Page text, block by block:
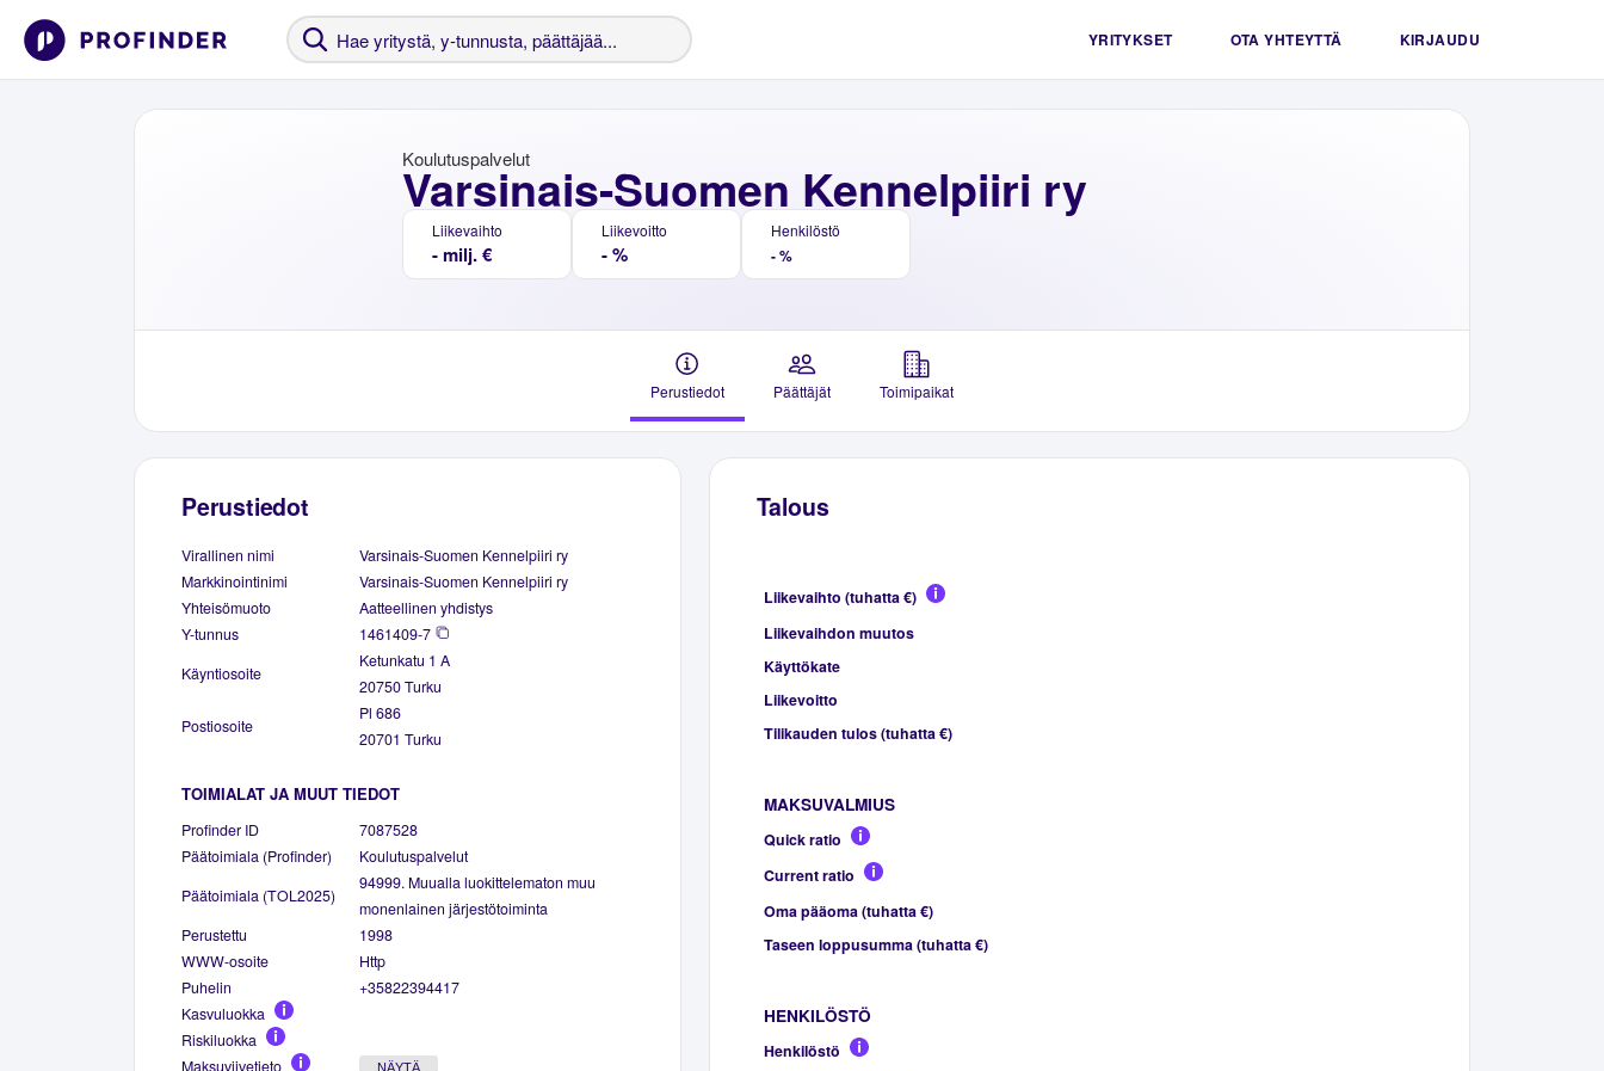
YRITYKSET OTA YHTEYTTÄ KIRJAUDU
Varsinais-Suomen Kennelpiiri ry
Koulutuspalvelut
Liikevaihto
- milj. €
Liikevoitto
- %
Henkilöstö
- %
Perustiedot Päättäjät Toimipaikat
Perustiedot
Virallinen nimi
Varsinais-Suomen Kennelpiiri ry
Markkinointinimi
Varsinais-Suomen Kennelpiiri ry
Yhteisömuoto
Aatteellinen yhdistys
Y-tunnus
1461409-7
Käyntiosoite
Ketunkatu 1 A
20750 Turku
Postiosoite
Pl 686
20701 Turku
TOIMIALAT JA MUUT TIEDOT
Profinder ID
7087528
Päätoimiala (Profinder)
Koulutuspalvelut
Päätoimiala (TOL2025)
94999. Muualla luokittelematon muu
monenlainen järjestötoiminta
Perustettu
1998
WWW-osoite
Http
Puhelin
+35822394417
Kasvuluokka
Riskiluokka
Maksuviivetieto
NÄYTÄ
Talous
Liikevaihto (tuhatta €)
Liikevaihdon muutos
Käyttökate
Liikevoitto
Tilikauden tulos (tuhatta €)
MAKSUVALMIUS
Quick ratio
Current ratio
Oma pääoma (tuhatta €)
Taseen loppusumma (tuhatta €)
HENKILÖSTÖ
Henkilöstö